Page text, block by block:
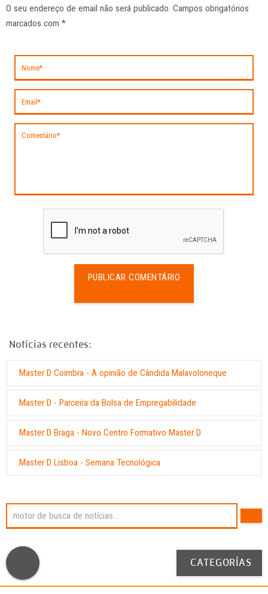
O seu endereço de email não será publicado. Campos obrigatórios
marcados com *
Notícias recentes:
Master D Coimbra - A opinião de Cândida Malavoloneque
Master D - Parceira da Bolsa de Empregabilidade
Master D Braga - Novo Centro Formativo Master D
Master D Lisboa - Semana Tecnológica
CATEGORÍAS